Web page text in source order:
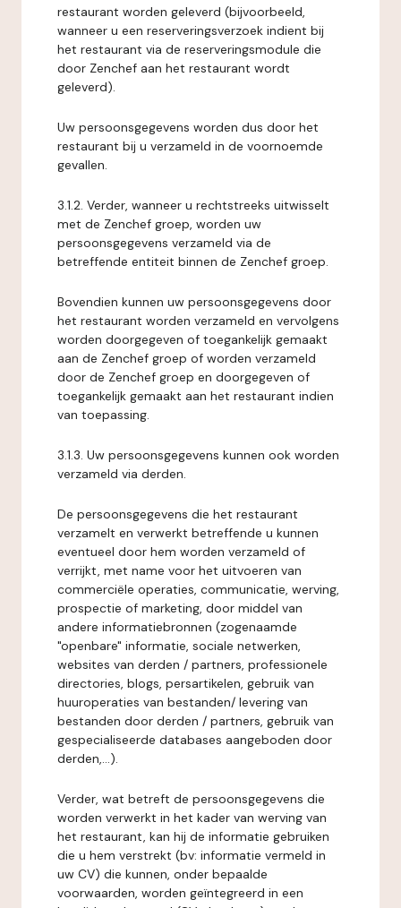
restaurant worden geleverd (bijvoorbeeld,
wanneer u een reserveringsverzoek indient bij
het restaurant via de reserveringsmodule die
door Zenchef aan het restaurant wordt
geleverd).
Uw persoonsgegevens worden dus door het
restaurant bij u verzameld in de voornoemde
gevallen.
3.1.2. Verder, wanneer u rechtstreeks uitwisselt
met de Zenchef groep, worden uw
persoonsgegevens verzameld via de
betreffende entiteit binnen de Zenchef groep.
Bovendien kunnen uw persoonsgegevens door
het restaurant worden verzameld en vervolgens
worden doorgegeven of toegankelijk gemaakt
aan de Zenchef groep of worden verzameld
door de Zenchef groep en doorgegeven of
toegankelijk gemaakt aan het restaurant indien
van toepassing.
3.1.3. Uw persoonsgegevens kunnen ook worden
verzameld via derden.
De persoonsgegevens die het restaurant
verzamelt en verwerkt betreffende u kunnen
eventueel door hem worden verzameld of
verrijkt, met name voor het uitvoeren van
commerciële operaties, communicatie, werving,
prospectie of marketing, door middel van
andere informatiebronnen (zogenaamde
"openbare" informatie, sociale netwerken,
websites van derden / partners, professionele
directories, blogs, persartikelen, gebruik van
huuroperaties van bestanden/ levering van
bestanden door derden / partners, gebruik van
gespecialiseerde databases aangeboden door
derden,...).
Verder, wat betreft de persoonsgegevens die
worden verwerkt in het kader van werving van
het restaurant, kan hij de informatie gebruiken
die u hem verstrekt (bv: informatie vermeld in
uw CV) die kunnen, onder bepaalde
voorwaarden, worden geïntegreerd in een